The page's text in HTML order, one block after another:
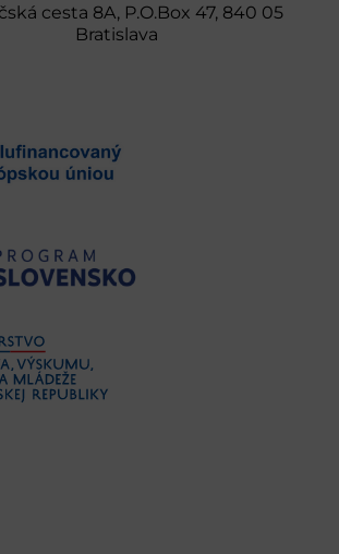
cesta 8A, P.O.Box 47, 840 05
Bratislava